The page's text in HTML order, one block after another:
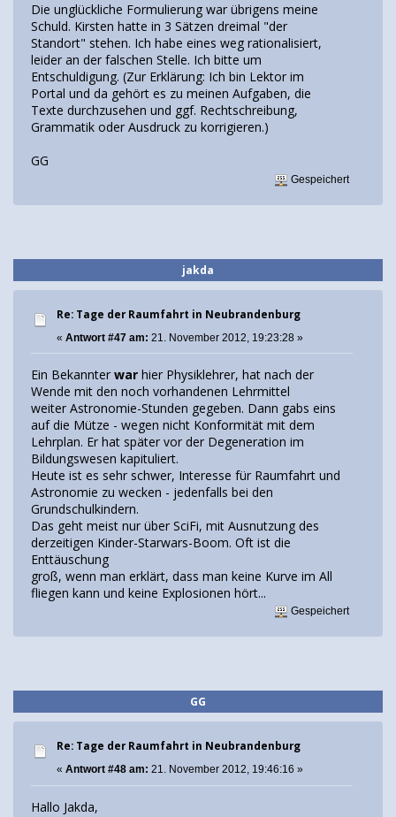
Die unglückliche Formulierung war übrigens meine
Schuld. Kirsten hatte in 3 Sätzen dreimal "der
Standort" stehen. Ich habe eines weg rationalisiert,
leider an der falschen Stelle. Ich bitte um
Entschuldigung. (Zur Erklärung: Ich bin Lektor im
Portal und da gehört es zu meinen Aufgaben, die
Texte durchzusehen und ggf. Rechtschreibung,
Grammatik oder Ausdruck zu korrigieren.)
GG
Gespeichert
jakda
Re: Tage der Raumfahrt in Neubrandenburg
« Antwort #47 am: 21. November 2012, 19:23:28 »
Ein Bekannter war hier Physiklehrer, hat nach der
Wende mit den noch vorhandenen Lehrmittel
weiter Astronomie-Stunden gegeben. Dann gabs eins
auf die Mütze - wegen nicht Konformität mit dem
Lehrplan. Er hat später vor der Degeneration im
Bildungswesen kapituliert.
Heute ist es sehr schwer, Interesse für Raumfahrt und
Astronomie zu wecken - jedenfalls bei den
Grundschulkindern.
Das geht meist nur über SciFi, mit Ausnutzung des
derzeitigen Kinder-Starwars-Boom. Oft ist die
Enttäuschung
groß, wenn man erklärt, dass man keine Kurve im All
fliegen kann und keine Explosionen hört...
Gespeichert
GG
Re: Tage der Raumfahrt in Neubrandenburg
« Antwort #48 am: 21. November 2012, 19:46:16 »
Hallo Jakda,